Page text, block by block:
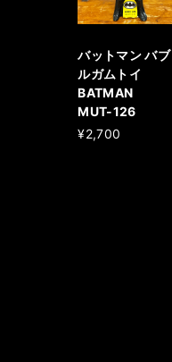
バットマン バブ
ルガムトイ
BATMAN
MUT-126
¥2,700